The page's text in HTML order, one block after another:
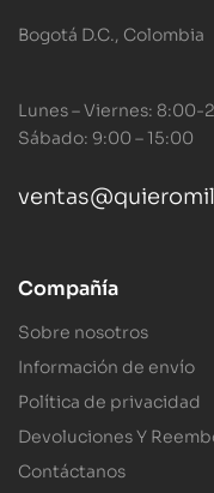
Bogotá D.C., Colombia
Lunes – Viernes: 8:00-
Sábado: 9:00 – 15:00
Compañía
Sobre nosotros
Información de envío
Política de privacidad
Devoluciones Y
Contáctanos